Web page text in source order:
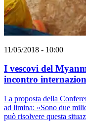
11/05/2018 - 10:00
I vescovi del
incontro
La proposta della
ad limina: «Sono due
può risolvere questa